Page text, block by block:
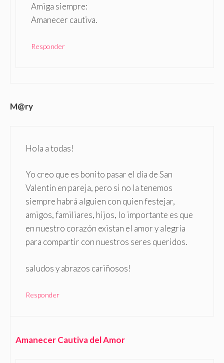
Amiga siempre:
Amanecer cautiva.
Responder
M@ry
Hola a todas!
Yo creo que es bonito pasar el día de San
Valentín en pareja, pero si no la tenemos
siempre habrá alguien con quien festejar,
amigos, familiares, hijos, lo importante es que
en nuestro corazón existan el amor y alegría
para compartir con nuestros seres queridos.
saludos y abrazos cariñosos!
Responder
Amanecer Cautiva del Amor